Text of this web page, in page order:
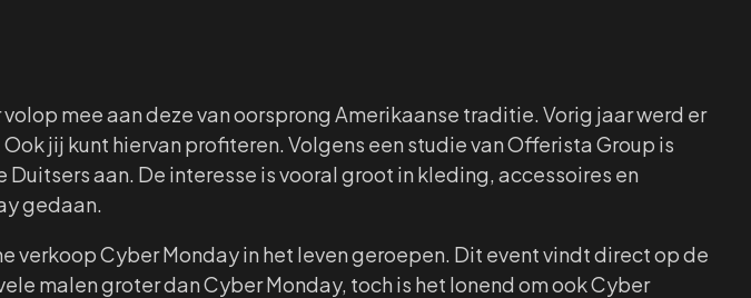
mee aan deze van oorsprong Amerikaanse traditie. Vorig jaar werd er
jij kunt hiervan profiteren. Volgens een studie van Offerista Group is
aan. De interesse is vooral groot in kleding, accessoires en
gedaan.
verkoop Cyber Monday in het leven geroepen. Dit event vindt direct op de
malen groter dan Cyber Monday, toch is het lonend om ook Cyber